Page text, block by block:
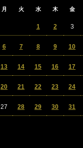
月 火 水 木 金
1 2 3
6 7 8 9 10
13 14 15 16 17
20 21 22 23 24
27 28 29 30 31